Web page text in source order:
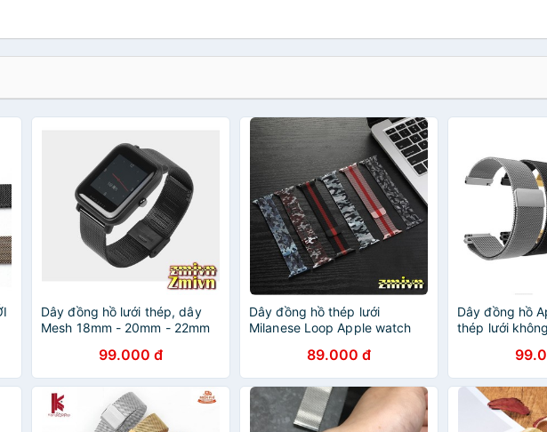
Dây đồng hồ lưới thép, dây
Mesh 18mm - 20mm - 22mm
99.000 đ
Dây đồng hồ thép lưới
Milanese Loop Apple watch
89.000 đ
Dây đồng hồ
thép lưới